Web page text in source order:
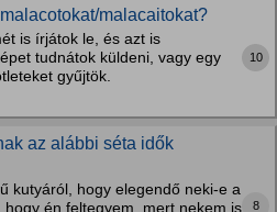
malacaitokat?
is írjátok le, és azt is
tudnátok küldeni, vagy egy
gyűjtök.
10
az alábbi séta idők
kutyáról, hogy elegendő neki-e a
én feltegyem, mert nekem is
8